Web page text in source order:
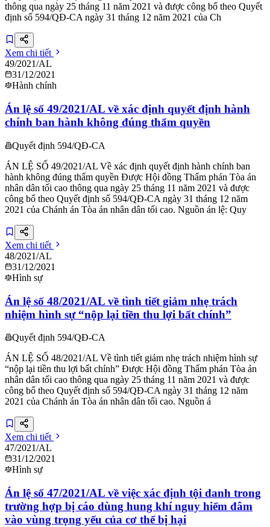
thông qua ngày 25 tháng 11 năm 2021 và được công bố theo Quyết
định số 594/QĐ-CA ngày 31 tháng 12 năm 2021 của Ch
Xem chi tiết
49/2021/AL
31/12/2021
Hành chính
Án lệ số 49/2021/AL về xác định quyết định hành
chính ban hành không đúng thẩm quyền
Quyết định 594/QĐ-CA
ÁN LỆ SỐ 49/2021/AL Về xác định quyết định hành chính ban
hành không đúng thẩm quyền Được Hội đồng Thẩm phán Tòa án
nhân dân tối cao thông qua ngày 25 tháng 11 năm 2021 và được
công bố theo Quyết định số 594/QĐ-CA ngày 31 tháng 12 năm
2021 của Chánh án Tòa án nhân dân tối cao. Nguồn án lệ: Quy
Xem chi tiết
48/2021/AL
31/12/2021
Hình sự
Án lệ số 48/2021/AL về tình tiết giảm nhẹ trách
nhiệm hình sự “nộp lại tiền thu lợi bất chính”
Quyết định 594/QĐ-CA
ÁN LỆ SỐ 48/2021/AL Về tình tiết giảm nhẹ trách nhiệm hình sự
“nộp lại tiền thu lợi bất chính” Được Hội đồng Thẩm phán Tòa án
nhân dân tối cao thông qua ngày 25 tháng 11 năm 2021 và được
công bố theo Quyết định số 594/QĐ-CA ngày 31 tháng 12 năm
2021 của Chánh án Tòa án nhân dân tối cao. Nguồn á
Xem chi tiết
47/2021/AL
31/12/2021
Hình sự
Án lệ số 47/2021/AL về việc xác định tội danh trong
trường hợp bị cáo dùng hung khí nguy hiểm đâm
vào vùng trọng yếu của cơ thể bị hại